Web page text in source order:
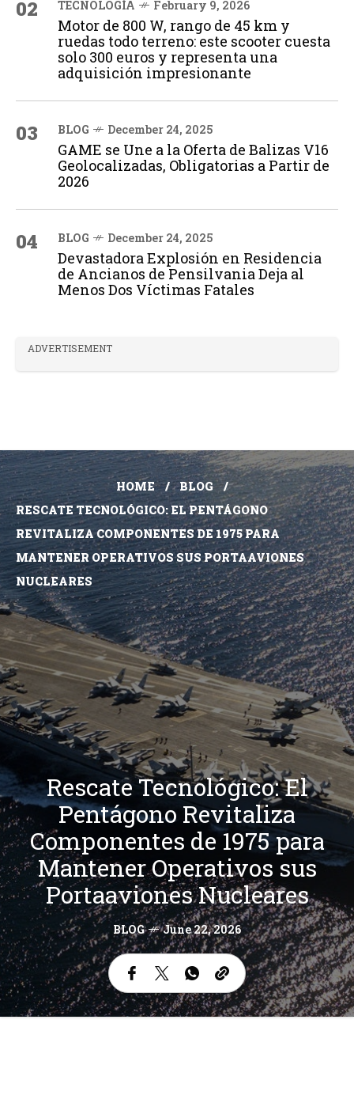
02 TECNOLOGÍA February 9, 2026
Motor de 800 W, rango de 45 km y
ruedas todo terreno: este scooter cuesta
solo 300 euros y representa una
adquisición impresionante
03 BLOG December 24, 2025
GAME se Une a la Oferta de Balizas V16
Geolocalizadas, Obligatorias a Partir de
2026
04 BLOG December 24, 2025
Devastadora Explosión en Residencia
de Ancianos de Pensilvania Deja al
Menos Dos Víctimas Fatales
ADVERTISEMENT
HOME
BLOG
RESCATE TECNOLÓGICO: EL PENTÁGONO
REVITALIZA COMPONENTES DE 1975 PARA
MANTENER OPERATIVOS SUS PORTAAVIONES
NUCLEARES
Rescate Tecnológico: El
Pentágono Revitaliza
Componentes de 1975 para
Mantener Operativos sus
Portaaviones Nucleares
BLOG June 22, 2026